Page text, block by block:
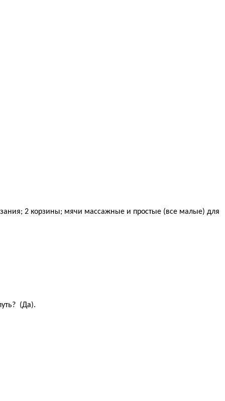
2 корзины; мячи массажные и простые (все малые) для
(Да).